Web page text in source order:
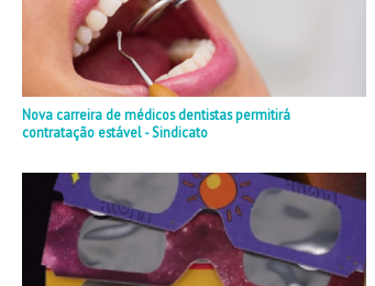
Nova carreira de médicos dentistas permitirá
contratação estável - Sindicato